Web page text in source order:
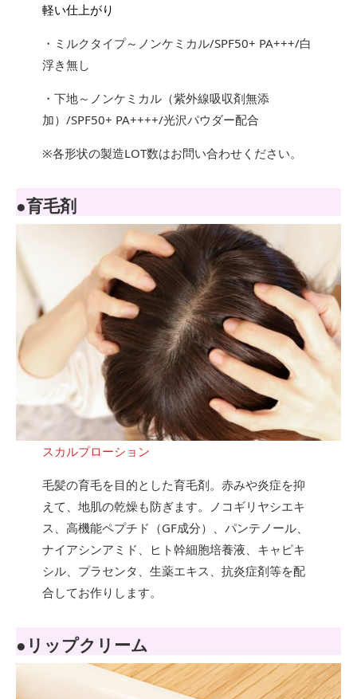
軽い仕上がり
・ミルクタイプ～ノンケミカル/SPF50+ PA+++/白
浮き無し
・下地～ノンケミカル（紫外線吸収剤無添
加）/SPF50+ PA++++/光沢パウダー配合
※各形状の製造LOT数はお問い合わせください。
●育毛剤
スカルプローション
毛髪の育毛を目的とした育毛剤。赤みや炎症を抑
えて、地肌の乾燥も防ぎます。ノコギリヤシエキ
ス、高機能ペプチド（GF成分）、パンテノール、
ナイアシンアミド、ヒト幹細胞培養液、キャピキ
シル、プラセンタ、生薬エキス、抗炎症剤等を配
合してお作りします。
●リップクリーム